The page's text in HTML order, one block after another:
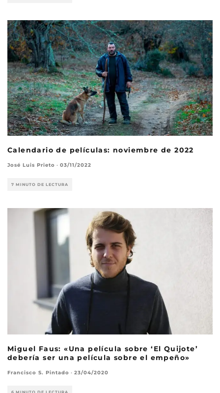
Calendario de películas: noviembre de 2022
José Luis Prieto · 03/11/2022
7 MINUTO DE LECTURA
Miguel Faus: «Una película sobre ‘El Quijote’
debería ser una película sobre el empeño»
Francisco S. Pintado · 23/04/2020